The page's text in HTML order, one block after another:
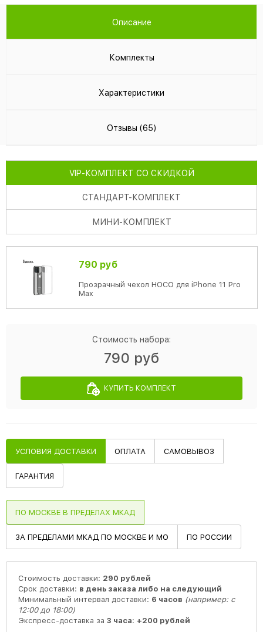
Описание
Комплекты
Характеристики
Отзывы (65)
VIP-КОМПЛЕКТ СО СКИДКОЙ
СТАНДАРТ-КОМПЛЕКТ
МИНИ-КОМПЛЕКТ
790 руб
Прозрачный чехол HOCO для iPhone 11 Pro
Max
Стоимость набора:
790 руб
КУПИТЬ КОМПЛЕКТ
УСЛОВИЯ ДОСТАВКИ ОПЛАТА САМОВЫВОЗ
ГАРАНТИЯ
ПО МОСКВЕ В ПРЕДЕЛАХ МКАД
ЗА ПРЕДЕЛАМИ МКАД ПО МОСКВЕ И МО ПО РОССИИ
Стоимость доставки: 290 рублей
Срок доставки: в день заказа либо на следующий
Минимальный интервал доставки: 6 часов (например: с
12:00 до 18:00)
Экспресс-доставка за 3 часа: +200 рублей